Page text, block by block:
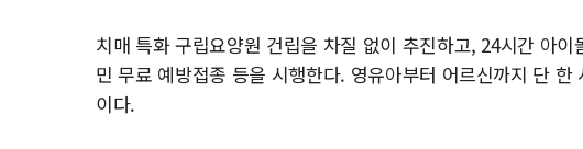
치매 특화 구립요양원 건립을 차질 없이 추진하고, 24시간 아
민 무료 예방접종 등을 시행한다. 영유아부터 어르신까지 단
이다.